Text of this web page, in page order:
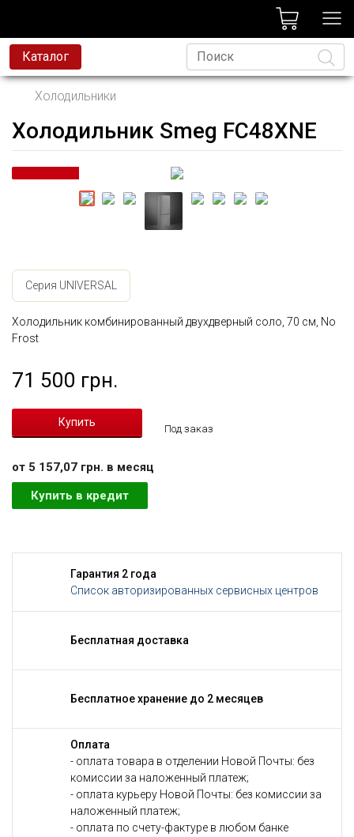
Каталог
Язык
Холодильники
Холодильник Smeg FC48XNE
Серия UNIVERSAL
Холодильник комбинированный двухдверный cоло, 70 см, No
Frost
71 500 грн.
Под заказ
от 5 157,07 грн. в месяц
Купить в кредит
Гарантия 2 года
Список авторизированных сервисных центров
Бесплатная доставка
Бесплатное хранение до 2 месяцев
Оплата
- оплата товара в отделении Новой Почты: без
комиссии за наложенный платеж;
- оплата курьеру Новой Почты: без комиссии за
наложенный платеж;
- оплата по счету-фактуре в любом банке